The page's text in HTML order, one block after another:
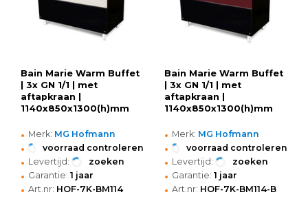
Bain Marie Warm Buffet
| 3x GN 1/1 | met
aftapkraan |
1140x850x1300(h)mm
• Merk: MG Hofmann
• voorraad controleren
• Levertijd: zoeken
• Garantie: 1 jaar
• Art.nr: HOF-7K-BM114
Bain Marie Warm Buffet
| 3x GN 1/1 | met
aftapkraan |
1140x850x1300(h)mm
• Merk: MG Hofmann
• voorraad controleren
• Levertijd: zoeken
• Garantie: 1 jaar
• Art.nr: HOF-7K-BM114-B